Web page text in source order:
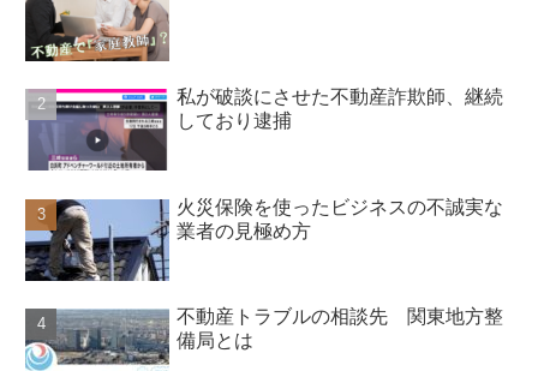
私が破談にさせた不動産詐欺師、継続
しており逮捕
火災保険を使ったビジネスの不誠実な
業者の見極め方
不動産トラブルの相談先 関東地方整
備局とは